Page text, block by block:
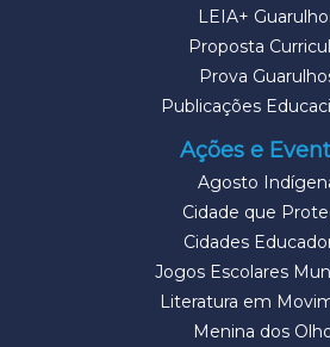
LEIA+
Proposta
Prova
Publicações
Ações e
Agosto
Cidade que
Cidades
Jogos Escolares
Literatura em
Menina dos